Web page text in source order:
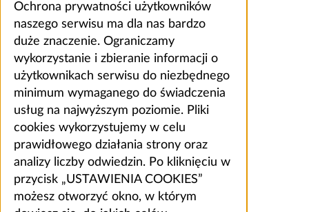
Ochrona prywatności użytkowników
naszego serwisu ma dla nas bardzo
duże znaczenie. Ograniczamy
wykorzystanie i zbieranie informacji o
użytkownikach serwisu do niezbędnego
minimum wymaganego do świadczenia
usług na najwyższym poziomie. Pliki
cookies wykorzystujemy w celu
prawidłowego działania strony oraz
analizy liczby odwiedzin. Po kliknięciu w
przycisk „USTAWIENIA COOKIES”
możesz otworzyć okno, w którym